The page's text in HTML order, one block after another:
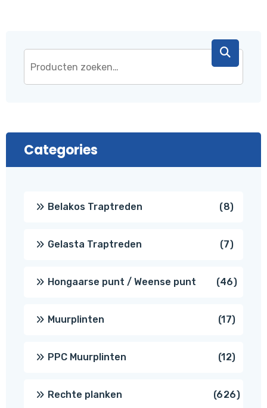
Categories
Belakos Traptreden 88
Gelasta Traptreden 77
Hongaarse punt / Weense punt 4646
Muurplinten 1717
PPC Muurplinten 1212
Rechte planken 626626